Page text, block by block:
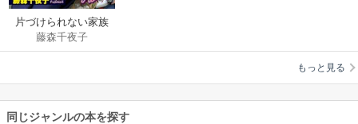
片づけられない家族
藤森千夜子
もっと見る
同じジャンルの本を探す